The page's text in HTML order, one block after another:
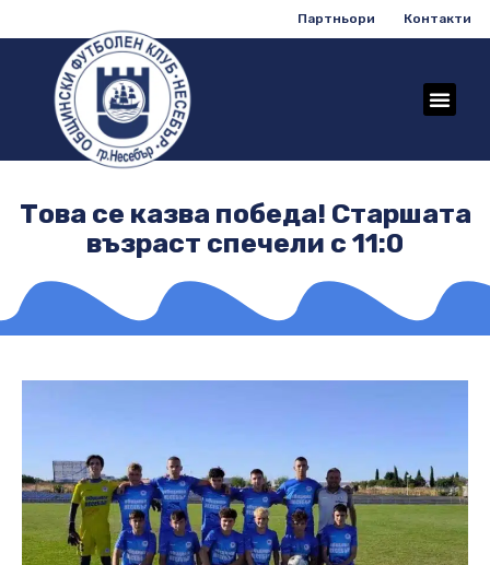
Партньори Контакти
Това се казва победа! Старшата
възраст спечели с 11:0